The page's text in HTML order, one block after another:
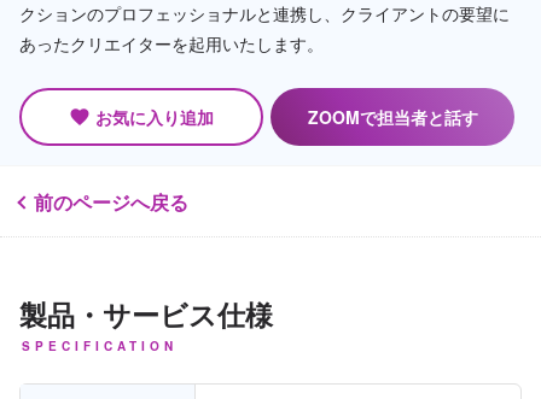
クションのプロフェッショナルと連携し、クライアントの要望に
あったクリエイターを起用いたします。
favorite お気に入り追加 ZOOMで担当者と話す
前のページへ戻る
製品・サービス仕様
SPECIFICATION